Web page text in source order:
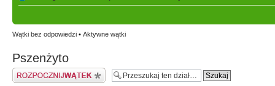
Wątki bez odpowiedzi • Aktywne wątki
Pszenżyto
Napisz wątek